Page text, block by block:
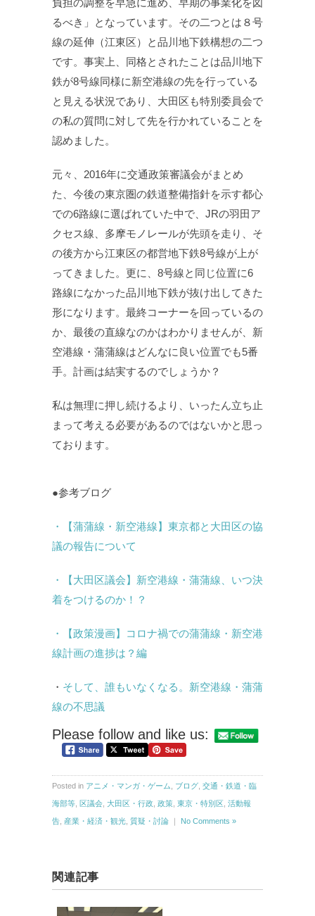
るべき」となっています。その二つとは８号
線の延伸（江東区）と品川地下鉄構想の二つ
です。事実上、同格とされたことは品川地下
鉄が8号線同様に新空港線の先を行っている
と見える状況であり、大田区も特別委員会で
の私の質問に対して先を行かれていることを
認めました。
元々、2016年に交通政策審議会がまとめ
た、今後の東京圏の鉄道整備指針を示す都心
での6路線に選ばれていた中で、JRの羽田ア
クセス線、多摩モノレールが先頭を走り、そ
の後方から江東区の都営地下鉄8号線が上が
ってきました。更に、8号線と同じ位置に6
路線になかった品川地下鉄が抜け出してきた
形になります。最終コーナーを回っているの
か、最後の直線なのかはわかりませんが、新
空港線・蒲蒲線はどんなに良い位置でも5番
手。計画は結実するのでしょうか？
私は無理に押し続けるより、いったん立ち止
まって考える必要があるのではないかと思っ
ております。
●参考ブログ
・【蒲蒲線・新空港線】東京都と大田区の協
議の報告について
・【大田区議会】新空港線・蒲蒲線、いつ決
着をつけるのか！？
・【政策漫画】コロナ禍での蒲蒲線・新空港
線計画の進捗は？編
・ そして、誰もいなくなる。新空港線・蒲蒲
線の不思議
Please follow and like us:
Posted in アニメ・マンガ・ゲーム ブログ 交通・鉄道・臨
海部等 区議会 大田区・行政 政策 東京・特別区 活動報
告 産業・経済・観光 質疑・討論 ｜ No Comments »
関連記事